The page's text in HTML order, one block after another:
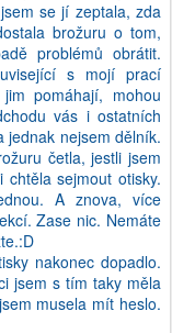
se jí zeptala, zda
brožuru o tom,
problémů obrátit.
s mojí prací
pomáhají, mohou
vás i ostatních
jednak nejsem dělník.
četla, jestli jsem
sejmout otisky.
A znova, více
Zase nic. Nemáte
nakonec dopadlo.
jsem s tím taky měla
musela mít heslo.